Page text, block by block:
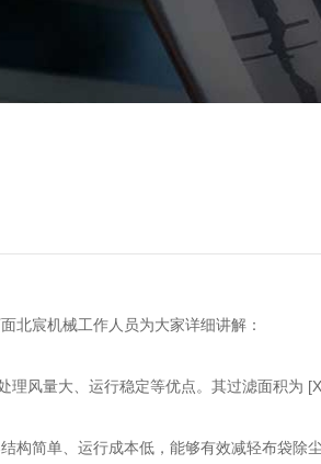
北宸机械工作人员为大家详细讲解：
风量大、运行稳定等优点。其过滤面积为
简单、运行成本低，能够有效减轻布袋